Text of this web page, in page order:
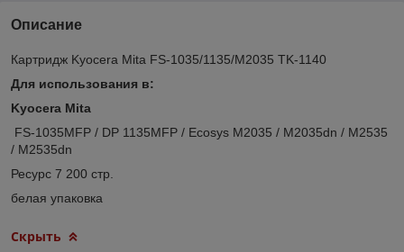
Описание
Картридж Kyocera Mita FS-1035/1135/M2035 TK-1140
Для использования в:
Kyocera Mita​
FS-1035MFP / DP 1135MFP / Ecosys M2035 / M2035dn / M2535
/ M2535dn
Ресурс 7 200 стр.
белая упаковка
Скрыть